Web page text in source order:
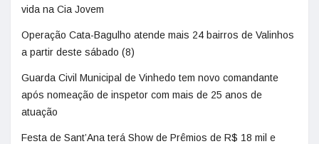
vida na Cia Jovem
Operação Cata-Bagulho atende mais 24 bairros de Valinhos
a partir deste sábado (8)
Guarda Civil Municipal de Vinhedo tem novo comandante
após nomeação de inspetor com mais de 25 anos de
atuação
Festa de Sant’Ana terá Show de Prêmios de R$ 18 mil e